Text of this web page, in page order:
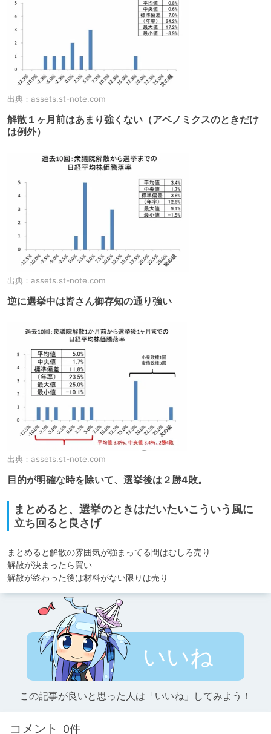
出典： assets.st-note.com
解散１ヶ月前はあまり強くない（アベノミクスのときだけ
は例外）
出典： assets.st-note.com
逆に選挙中は皆さん御存知の通り強い
出典： assets.st-note.com
目的が明確な時を除いて、選挙後は２勝4敗。
まとめると、選挙のときはだいたいこういう風に
立ち回ると良さげ
まとめると解散の雰囲気が強まってる間はむしろ売り
解散が決まったら買い
解散が終わった後は材料がない限りは売り
いいね
この記事が良いと思った人は「いいね」してみよう！
コメント 0件